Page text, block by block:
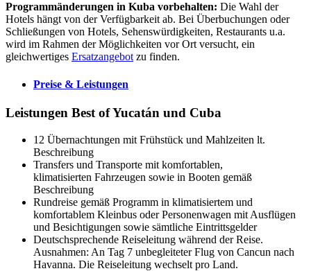
Programmänderungen in Kuba vorbehalten: Die Wahl der
Hotels hängt von der Verfügbarkeit ab. Bei Überbuchungen oder
Schließungen von Hotels, Sehenswürdigkeiten, Restaurants u.a.
wird im Rahmen der Möglichkeiten vor Ort versucht, ein
gleichwertiges Ersatzangebotzu finden.
Preise & Leistungen
Leistungen Best of Yucatán und Cuba
12 Übernachtungen mit Frühstück und Mahlzeiten lt.
Beschreibung
Transfers und Transporte mit komfortablen,
klimatisierten Fahrzeugen sowie in Booten gemäß
Beschreibung
Rundreise gemäß Programm in klimatisiertem und
komfortablem Kleinbus oder Personenwagen mit Ausflügen
und Besichtigungen sowie sämtliche Eintrittsgelder
Deutschsprechende Reiseleitung während der Reise.
Ausnahmen: An Tag 7 unbegleiteter Flug von Cancun nach
Havanna. Die Reiseleitung wechselt pro Land.